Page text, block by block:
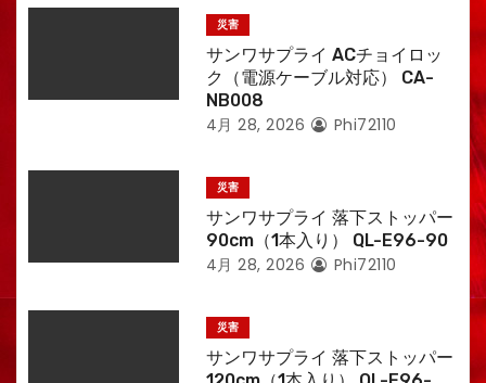
災害
サンワサプライ ACチョイロッ
ク（電源ケーブル対応） CA-
NB008
4月 28, 2026 Phi72110
災害
サンワサプライ 落下ストッパー
90cm（1本入り） QL-E96-90
4月 28, 2026 Phi72110
災害
サンワサプライ 落下ストッパー